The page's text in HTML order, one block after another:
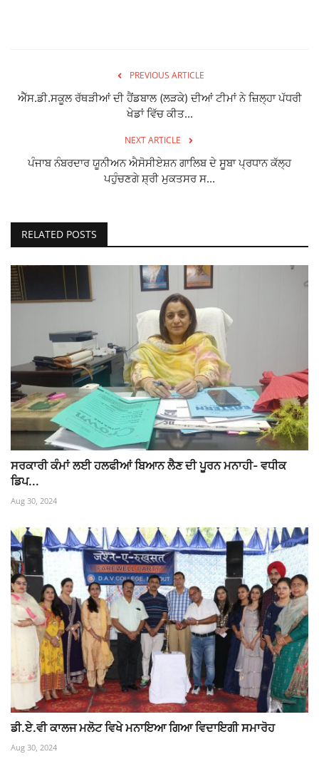
PREVIOUS ARTICLE
ਐੱਸ.ਡੀ.ਸਕੂਲ ਰੱਥੜੀਆਂ ਦੀ ਹੈਂਡਬਾਲ (ਲੜਕੇ) ਦੀਆਂ ਟੀਮਾਂ ਨੇ ਜ਼ਿਲ੍ਹਾ ਪੱਧਰੀ
ਖੇਡਾਂ ਵਿੱਚ ਕੀਤ...
NEXT ARTICLE
ਪੰਜਾਬ ਨੰਬਰਦਾਰ ਯੂਨੀਅਨ ਐਸੋਸੀਏਸ਼ਨ ਗਾਲਿਬ ਦੇ ਸੂਬਾ ਪ੍ਰਧਾਨ ਕੱਲ੍ਹ
ਪਹੁੰਚਣਗੇ ਸ਼੍ਰੀ ਮੁਕਤਸਰ ਸ...
RELATED POSTS
ਸਰਕਾਰੀ ਕੰਮਾਂ ਲਈ ਹਲਫੀਆਂ ਬਿਆਨ ਲੈਣ ਦੀ ਪੂਰਨ ਮਨਾਹੀ- ਵਧੀਕ
ਡਿਪ...
Aug 30, 2024
ਡੀ.ਏ.ਵੀ ਕਾਲਜ ਮਲੋਟ ਵਿਖੇ ਮਨਾਇਆ ਗਿਆ ਵਿਦਾਇਗੀ ਸਮਾਰੋਹ
Aug 30, 2024